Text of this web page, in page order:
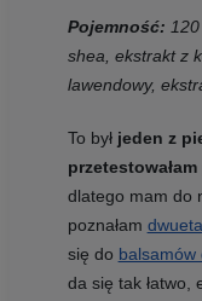
Pojemność:
shea, ekstrakt z
lawendowy,
To był jeden z
przetestowałam
dlatego mam do
poznałam
się do balsamów
da się tak łatwo,